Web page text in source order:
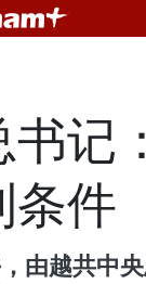
书记
条件
由越共中